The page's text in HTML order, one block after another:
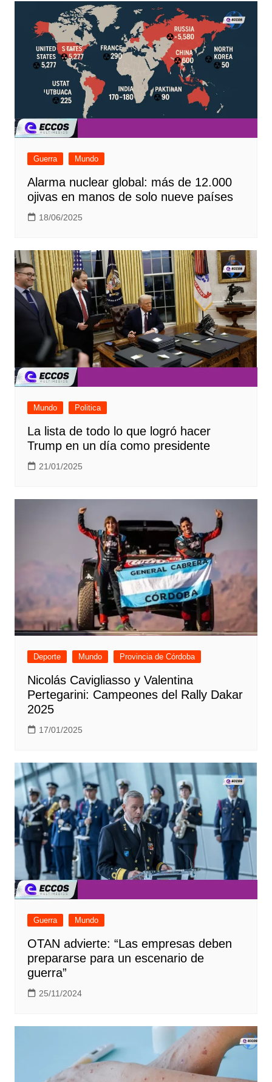
Guerra Mundo
Alarma nuclear global: más de 12.000
ojivas en manos de solo nueve países
18/06/2025
Mundo Politica
La lista de todo lo que logró hacer
Trump en un día como presidente
21/01/2025
Deporte Mundo Provincia de Córdoba
Nicolás Cavigliasso y Valentina
Pertegarini: Campeones del Rally Dakar
2025
17/01/2025
Guerra Mundo
OTAN advierte: “Las empresas deben
prepararse para un escenario de
guerra”
25/11/2024